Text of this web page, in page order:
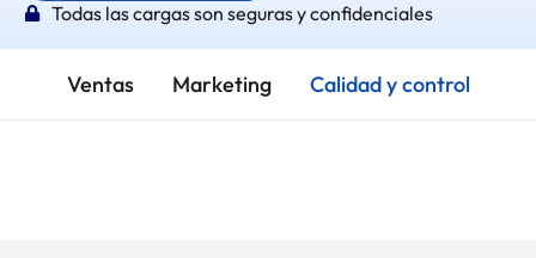
Todas las cargas son seguras y confidenciales
Ventas Marketing Calidad y control